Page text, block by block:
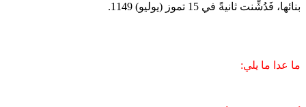
بنائها، فَدُشِّنت ثانيةً في 15 تموز (يوليو) 1149.
ما عدا ما يلي: